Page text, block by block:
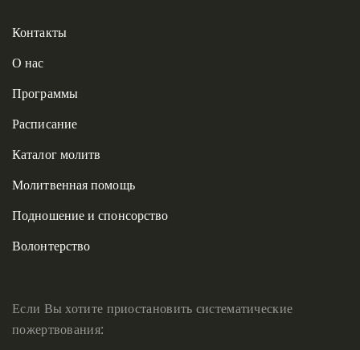
Контакты
О нас
Программы
Расписание
Каталог молитв
Молитвенная помощь
Подношение и спонсорство
Волонтерство
Если Вы хотите приостановить систематические
пожертвования: